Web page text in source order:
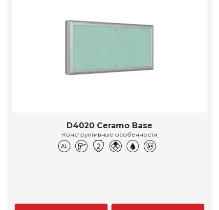
D4020 Ceramo Base
Конструктивные особенности